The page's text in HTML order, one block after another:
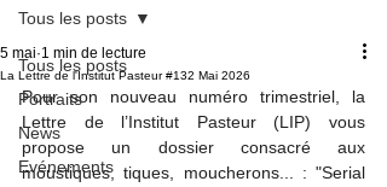
Tous les posts
Portraits
News
Evénements
Tous les posts
La Lettre de l'Institut Pasteur #132 Mai 2026
5 mai 1 min de lecture
Pour son nouveau numéro trimestriel, la
Lettre de l’Institut Pasteur (LIP) vous
propose un dossier consacré aux
moustiques, tiques, moucherons... : "Serial